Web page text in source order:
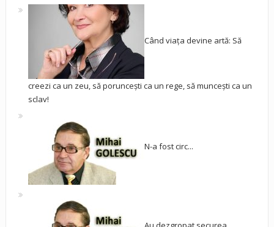
Când viața devine artă: Să
creezi ca un zeu, să poruncești ca un rege, să muncești ca un
sclav!
N-a fost circ...